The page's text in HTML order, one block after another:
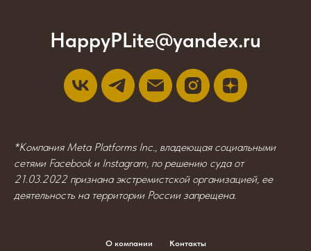
HappyPLite@yandex.ru
*Компания Meta Platforms Inc., владеющая социальными
сетями Facebook и Instagram, по решению суда от
21.03.2022 признана экстремистской организацией, ее
деятельность на территории России запрещена.
О компании Контакты